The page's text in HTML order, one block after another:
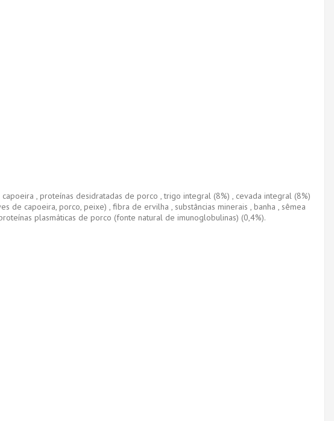
, proteínas desidratadas de porco , trigo integral (8%) , cevada integral (8%)
de capoeira, porco, peixe) , fibra de ervilha , substâncias minerais , banha , sêmea
plasmáticas de porco (fonte natural de imunoglobulinas) (0,4%).